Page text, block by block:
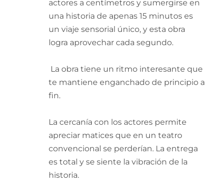
actores a centímetros y sumergirse en
una historia de apenas 15 minutos es
un viaje sensorial único, y esta obra
logra aprovechar cada segundo.
​ La obra tiene un ritmo interesante que
te mantiene enganchado de principio a
fin.
La cercanía con los actores permite
apreciar matices que en un teatro
convencional se perderían. La entrega
es total y se siente la vibración de la
historia.